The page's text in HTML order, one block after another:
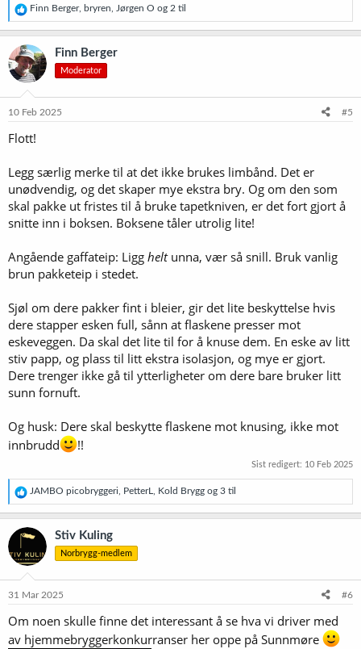
R
e
a
k
s
j
o
e
:
Finn Berger, bryren Jørgen O og 2 til
Finn Berger
Moderator
10 Feb 2025 #5
Flott!
Legg særlig merke til at det ikke brukes limbånd. Det er
unødvendig, og det skaper mye ekstra bry. Og om den som
skal pakke ut fristes til å bruke tapetkniven, er det fort gjort å
snitte inn i boksen. Boksene tåler utrolig lite!
Angående gaffateip: Ligg helt unna, vær så snill. Bruk vanlig
brun pakketeip i stedet.
Sjøl om dere pakker fint i bleier, gir det lite beskyttelse hvis
dere stapper esken full, sånn at flaskene presser mot
eskeveggen. Da skal det lite til for å knuse dem. En eske av litt
stiv papp, og plass til litt ekstra isolasjon, og mye er gjort.
Dere trenger ikke gå til ytterligheter om dere bare bruker litt
sunn fornuft.
Og husk: Dere skal beskytte flaskene mot knusing, ikke mot
innbrudd
!!
Sist redigert: 10 Feb 2025
R
e
a
k
s
j
o
e
JAMBO picobryggeri PetterL Kold Brygg og 3 til
Stiv Kuling
Norbrygg-medlem
31 Mar 2025 #6
Om noen skulle finne det interessant å se hva vi driver med
av hjemmebryggerkonkurranser her oppe på Sunnmøre